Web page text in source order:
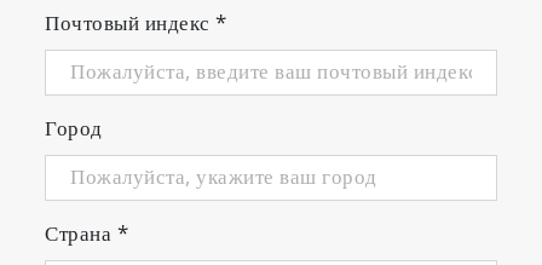
Почтовый индекс*
Город
Страна *